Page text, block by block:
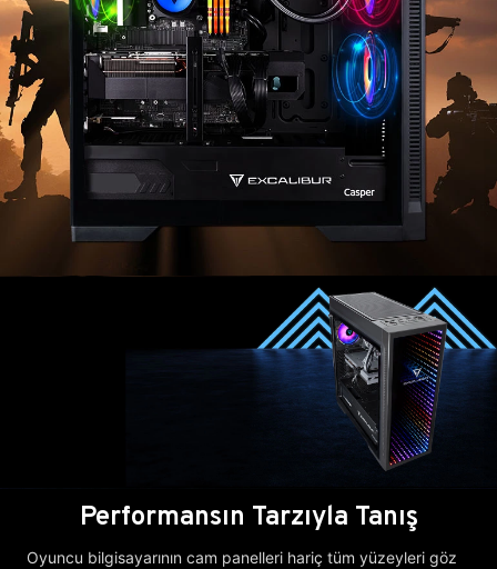
Performansın Tarzıyla Tanış
Oyuncu bilgisayarının cam panelleri hariç tüm yüzeyleri göz